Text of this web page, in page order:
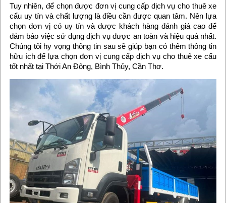
Tuy nhiên, để chọn được đơn vị cung cấp dịch vụ cho thuê xe
cẩu uy tín và chất lượng là điều cần được quan tâm. Nên lựa
chọn đơn vị có uy tín và được khách hàng đánh giá cao để
đảm bảo việc sử dụng dịch vụ được an toàn và hiệu quả nhất.
Chúng tôi hy vọng thông tin sau sẽ giúp bạn có thêm thông tin
hữu ích để lựa chọn đơn vị cung cấp dịch vụ cho thuê xe cẩu
tốt nhất tại Thới An Đông, Bình Thủy, Cần Thơ.